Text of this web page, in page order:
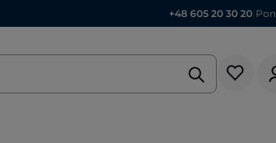
+48 605 20 30 20